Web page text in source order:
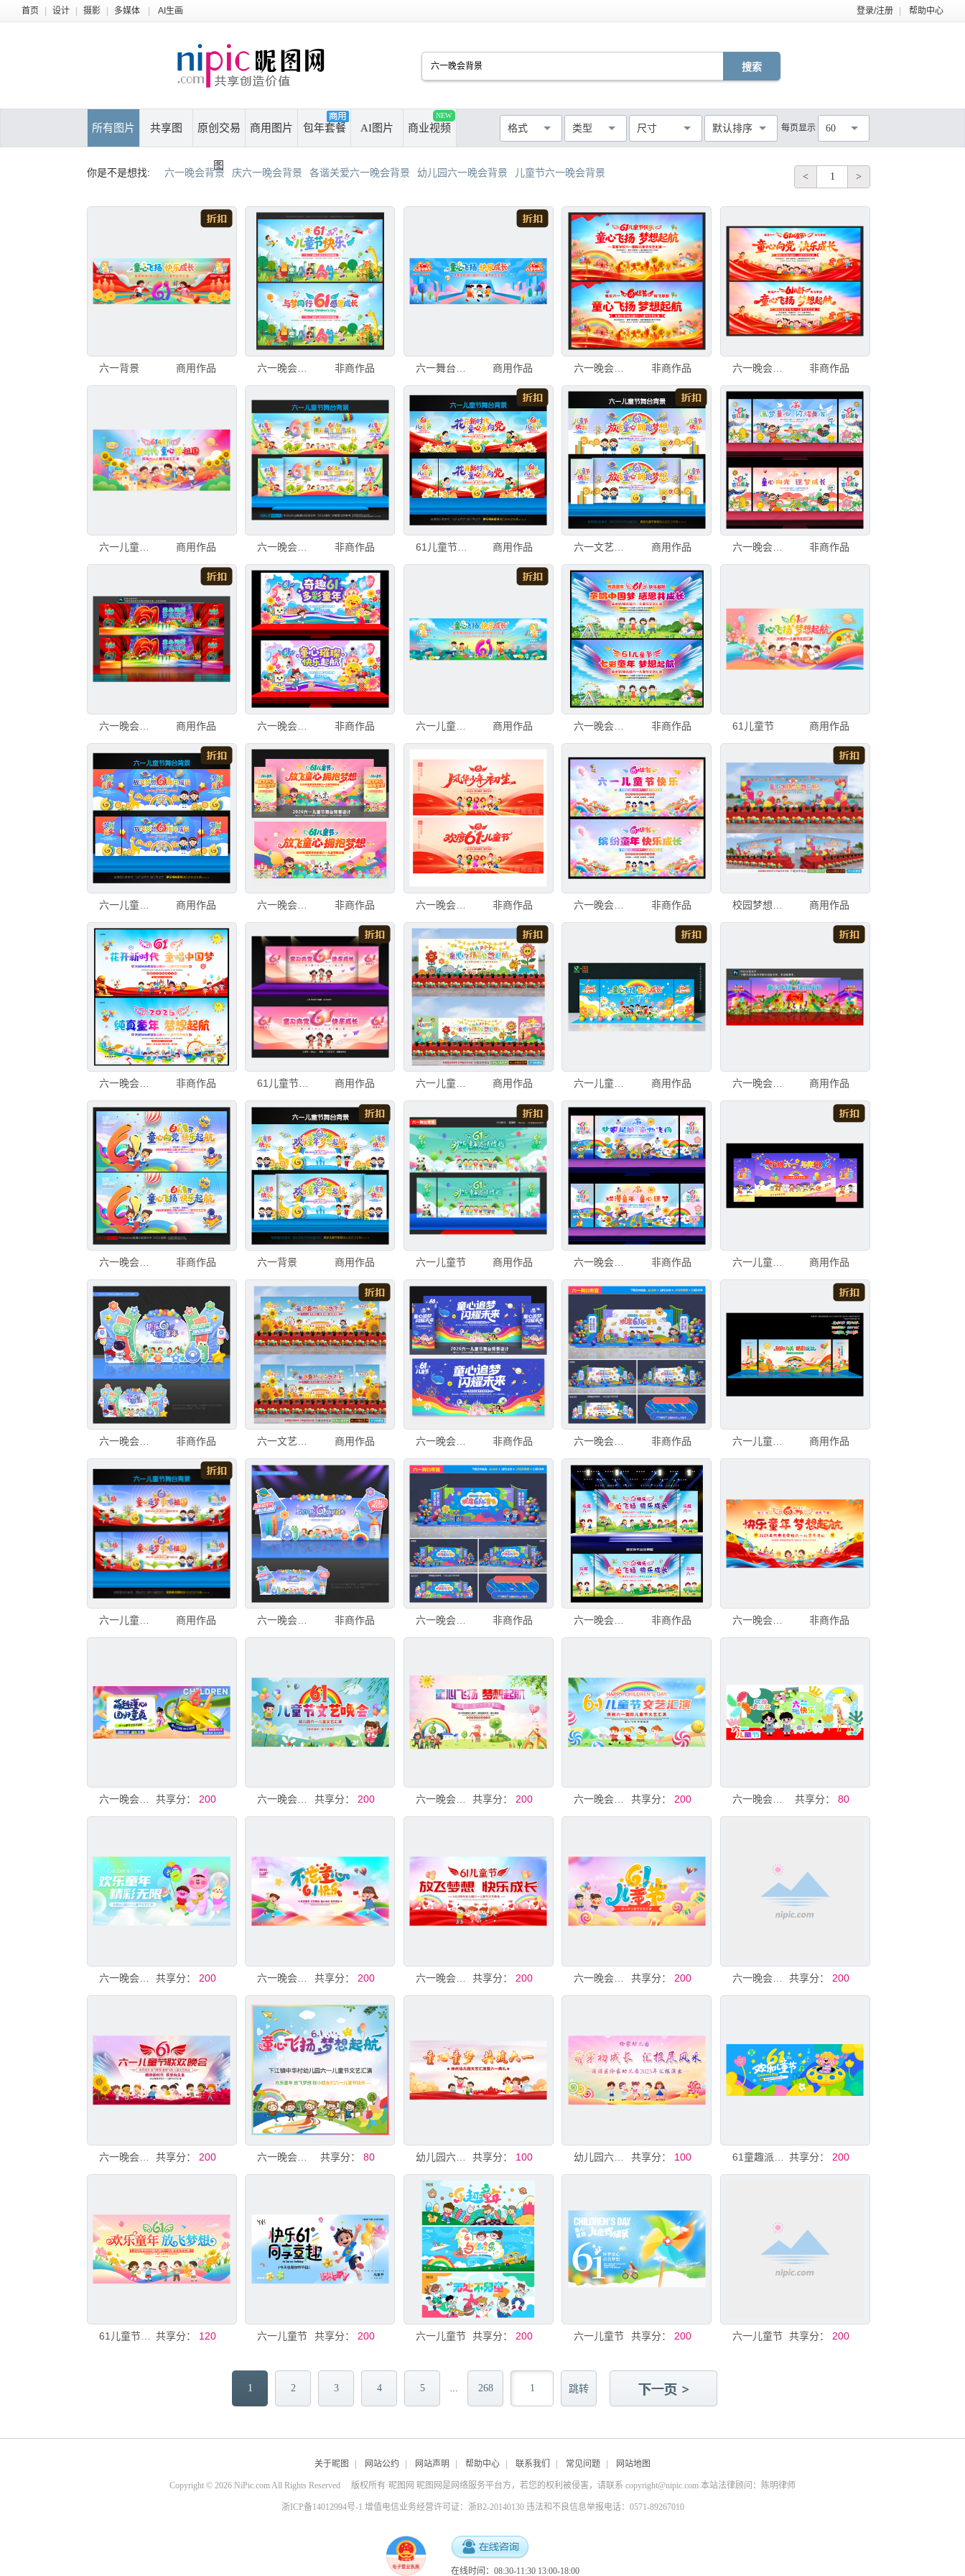
首页 设计 摄影 多媒体 AI生画 登录/注册 帮助中心
所有图片 共享图 原创交易
图
商用图片 包年套餐 AI图片 商业视频
NEW
60
每页显示
默认排序
像素
>50cm
>300cm
尺寸
类型
CDR AI PPT EPS TIF PDF JPG C4D
AVI WMF MOV AEP VSP 不限
格式
你是不是想找: 六一晚会背景 庆六一晚会背景 各谐关爱六一晚会背景 幼儿园六一晚会背景 儿童节六一晚会背景 < 1 >
六一背景 商用作品 非商作品 商用作品 非商作品 六一晚会舞台背景 非商作品
六一儿童节舞台背景 商用作品 非商作品 61儿童节背景 商用作品 商用作品 六一晚会背景 非商作品
六一晚会舞台背景 商用作品 非商作品 六一儿童节晚会舞台背景 商用作品 非商作品 61儿童节 商用作品
六一儿童节晚会舞台背景 商用作品 非商作品 六一晚会背景 非商作品 非商作品 商用作品
六一晚会背景 非商作品 61儿童节六一儿童节晚会背景 商用作品 六一儿童节海报舞台背景晚会 商用作品 六一儿童节晚会舞台背景 商用作品 六一晚会舞台背景 商用作品
六一晚会背景 非商作品 六一背景 商用作品 六一儿童节 商用作品 六一晚会背景 非商作品 六一儿童节活动背景 商用作品
六一晚会背景 非商作品 商用作品 六一晚会舞台背景 非商作品 非商作品 六一儿童节晚会背景 商用作品
六一儿童节背景 商用作品 非商作品 六一晚会背景 非商作品 非商作品 六一晚会背景 非商作品
六一晚会背景 共享分： 200 共享分： 200 六一晚会背景 共享分： 200 共享分： 200 六一晚会背景 共享分： 80
六一晚会背景 共享分： 200 共享分： 200 六一晚会背景 共享分： 200 共享分： 200 六一晚会背景 共享分： 200
六一晚会背景 共享分： 200 共享分： 80 幼儿园六一晚会背景 共享分： 100 共享分： 100 61童趣派对欢乐开启 共享分： 200
61儿童节晚会舞台背景 共享分： 120 六一儿童节 共享分： 200 六一儿童节 共享分： 200 六一儿童节 共享分： 200 六一儿童节 共享分： 200
1 2 3 4 5 … 268
关于昵图 | 网站公约 | 网站声明 | 帮助中心 | 联系我们 | 常见问题 | 网站地图
Copyright © 2026 NiPic.com All Rights Reserved 版权所有·昵图网 昵图网是网络服务平台方，若您的权利被侵害，请联系 copyright@nipic.com 本站法律顾问：陈明律师
浙ICP备14012994号-1 增值电信业务经营许可证：浙B2-20140130 违法和不良信息举报电话：0571-89267010
在线时间：08:30-11:30 13:00-18:00